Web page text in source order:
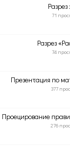
71
Разрез
74
Презентация по
377
Проецирование
276